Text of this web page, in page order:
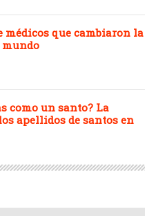
médicos que cambiaron la
como un santo? La
apellidos de santos en